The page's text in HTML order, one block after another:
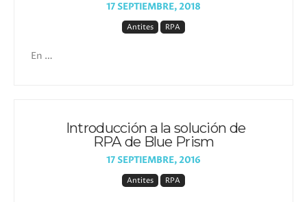
17 SEPTIEMBRE, 2018
Antites RPA
En …
Introducción a la solución de
RPA de Blue Prism
17 SEPTIEMBRE, 2016
Antites RPA